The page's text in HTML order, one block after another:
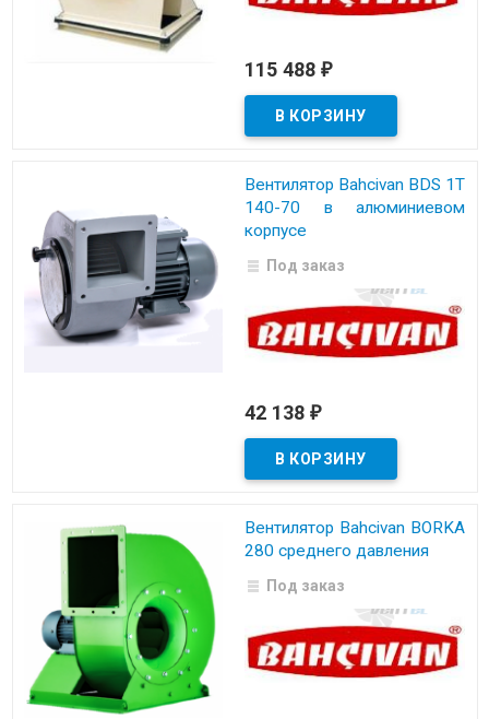
115 488 ₽
Вентилятор Bahcivan BDS 1T
140-70 в алюминиевом
корпусе
Под заказ
42 138 ₽
Вентилятор Bahcivan BORKA
280 среднего давления
Под заказ